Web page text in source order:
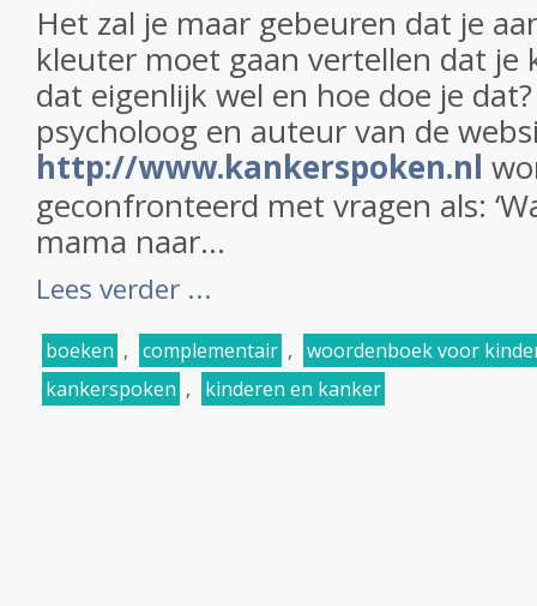
Het zal je maar gebeuren dat je
kleuter moet gaan vertellen dat je
dat eigenlijk wel en hoe doe je
psycholoog en auteur van de
http://www.kankerspoken.nl
geconfronteerd met vragen als:
mama naar...
Lees verder ...
boeken , complementair , woordenboek voor
kankerspoken , kinderen en kanker